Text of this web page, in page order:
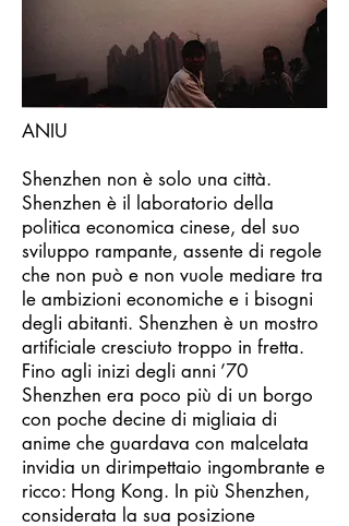
ANIU
Shenzhen non è solo una città.
Shenzhen è il laboratorio della
politica economica cinese, del suo
sviluppo rampante, assente di regole
che non può e non vuole mediare tra
le ambizioni economiche e i bisogni
degli abitanti. Shenzhen è un mostro
artificiale cresciuto troppo in fretta.
Fino agli inizi degli anni ’70
Shenzhen era poco più di un borgo
con poche decine di migliaia di
anime che guardava con malcelata
invidia un dirimpettaio ingombrante e
ricco: Hong Kong. In più Shenzhen,
considerata la sua posizione